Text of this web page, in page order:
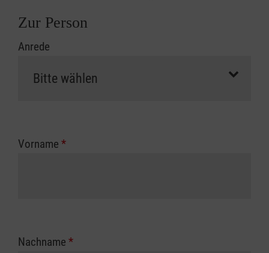
Zur Person
Anrede
Vorname *
Nachname *